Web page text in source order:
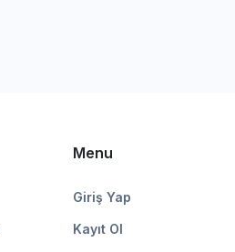
Menu
Giriş Yap
Kayıt Ol